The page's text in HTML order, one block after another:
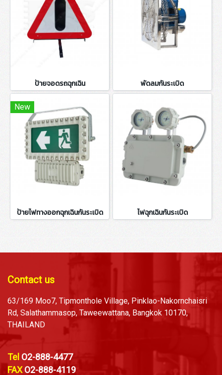
ป้ายจอดรถฉุกเฉิน พัดลมกันระเบิด
New
ป้ายไฟทางออกฉุกเฉินกันระเบิด ไฟฉุกเฉินกันระเบิด
Contact us
63/169 Moo7, Tipmonthole Village, Pinklao-Nakornchaisri
Rd, Salathammasop, Taweewattana, Bangkok 10170,
THAILAND
Tel O2-888-4477
FAXO2-888-4119